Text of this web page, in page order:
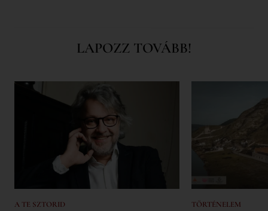
LAPOZZ TOVÁBB!
A TE SZTORID TÖRTÉNELEM